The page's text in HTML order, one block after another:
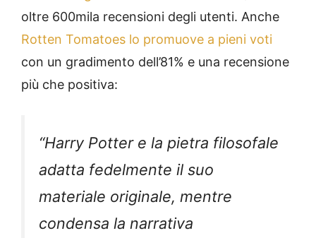
oltre 600mila recensioni degli utenti. Anche
Rotten Tomatoes lo promuove a pieni voti
con un gradimento dell’81% e una recensione
più che positiva:
“Harry Potter e la pietra filosofale
adatta fedelmente il suo
materiale originale, mentre
condensa la narrativa